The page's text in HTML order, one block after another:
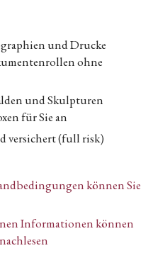
und Drucke
ohne
und Skulpturen
für Sie an
versichert (full risk)
können Sie
Informationen können